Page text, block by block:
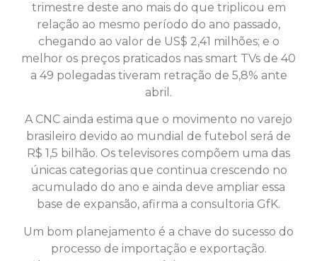
trimestre deste ano mais do que triplicou em
relação ao mesmo período do ano passado,
chegando ao valor de US$ 2,41 milhões; e o
melhor os preços praticados nas smart TVs de 40
a 49 polegadas tiveram retração de 5,8% ante
abril.
A CNC ainda estima que o movimento no varejo
brasileiro devido ao mundial de futebol será de
R$ 1,5 bilhão. Os televisores compõem uma das
únicas categorias que continua crescendo no
acumulado do ano e ainda deve ampliar essa
base de expansão, afirma a consultoria GfK.
Um bom planejamento é a chave do sucesso do
processo de importação e exportação.